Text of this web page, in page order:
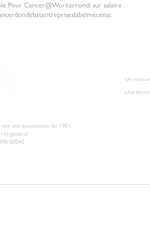
Pour Cancer@Workarrondi sur salaire
dondébatentrepriseslabelmécénat
une association loi 1901
général
00045
Un enjeu
Une